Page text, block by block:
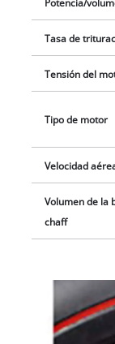
guía son
equipada con un
hojas
ventana para
Potencia/
Tasa de
Tensión del
Tipo de motor
Velocidad
Volumen de la
chaff